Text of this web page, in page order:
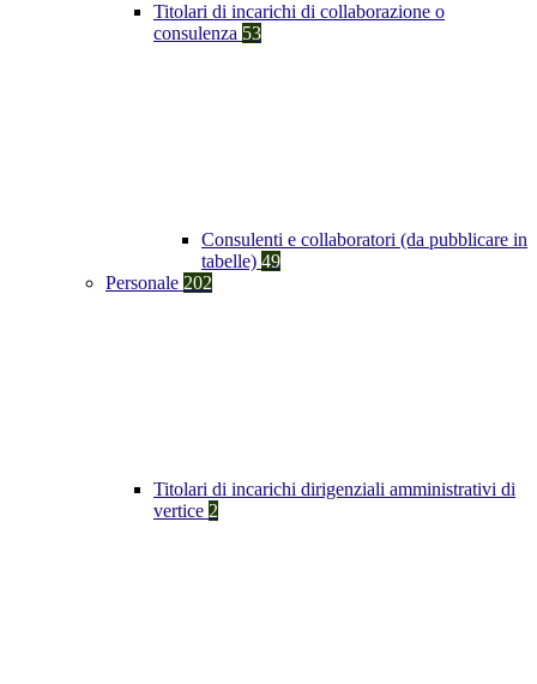
Titolari di incarichi di collaborazione o
consulenza 53
Consulenti e collaboratori (da pubblicare in
tabelle) 49
Personale 202
Titolari di incarichi dirigenziali amministrativi di
vertice 2